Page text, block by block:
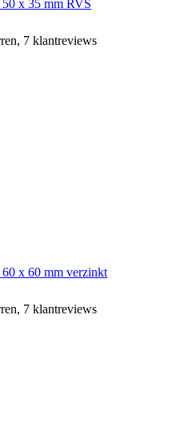
x 35 mm RVS
7 klantreviews
x 60 mm verzinkt
7 klantreviews